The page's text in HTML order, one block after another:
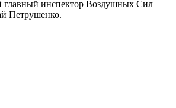
главный инспектор Воздушных Сил
Петрушенко.